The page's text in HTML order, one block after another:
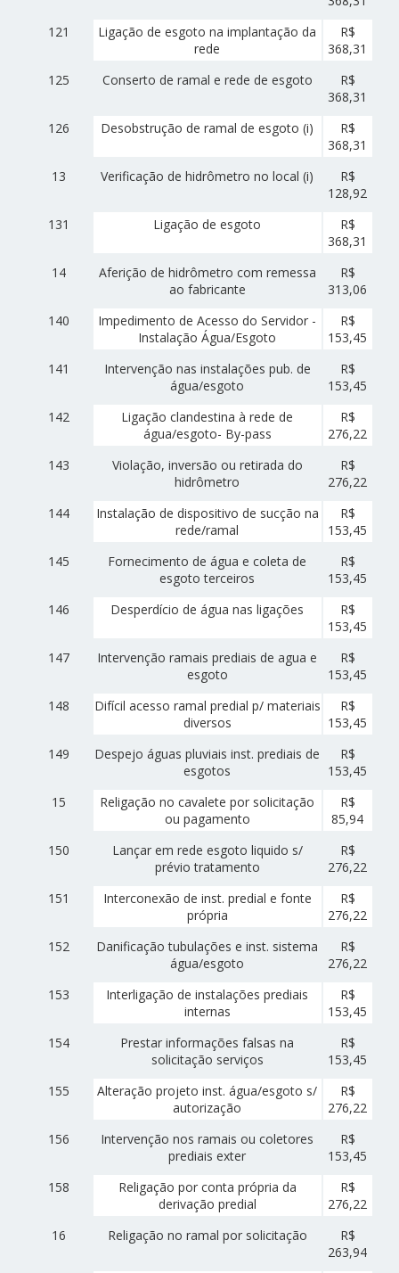
121
Ligação de esgoto na implantação da
rede
R$
368,31
125
Conserto de ramal e rede de esgoto
R$
368,31
126
Desobstrução de ramal de esgoto (i)
R$
368,31
13
Verificação de hidrômetro no local (i)
R$
128,92
131
Ligação de esgoto
R$
368,31
14
Aferição de hidrômetro com remessa
ao fabricante
R$
313,06
140
Impedimento de Acesso do Servidor -
Instalação Água/Esgoto
R$
153,45
141
Intervenção nas instalações pub. de
água/esgoto
R$
153,45
142
Ligação clandestina à rede de
água/esgoto- By-pass
R$
276,22
143
Violação, inversão ou retirada do
hidrômetro
R$
276,22
144
Instalação de dispositivo de sucção na
rede/ramal
R$
153,45
145
Fornecimento de água e coleta de
esgoto terceiros
R$
153,45
146
Desperdício de água nas ligações
R$
153,45
147
Intervenção ramais prediais de agua e
esgoto
R$
153,45
148
Difícil acesso ramal predial p/ materiais
diversos
R$
153,45
149
Despejo águas pluviais inst. prediais de
esgotos
R$
153,45
15
Religação no cavalete por solicitação
ou pagamento
R$
85,94
150
Lançar em rede esgoto liquido s/
prévio tratamento
R$
276,22
151
Interconexão de inst. predial e fonte
própria
R$
276,22
152
Danificação tubulações e inst. sistema
água/esgoto
R$
276,22
153
Interligação de instalações prediais
internas
R$
153,45
154
Prestar informações falsas na
solicitação serviços
R$
153,45
155
Alteração projeto inst. água/esgoto s/
autorização
R$
276,22
156
Intervenção nos ramais ou coletores
prediais exter
R$
153,45
158
Religação por conta própria da
derivação predial
R$
276,22
16
Religação no ramal por solicitação
R$
263,94